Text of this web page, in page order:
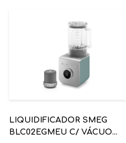
LIQUIDIFICADOR SMEG
BLC02EGMEU C/ VÁCUO